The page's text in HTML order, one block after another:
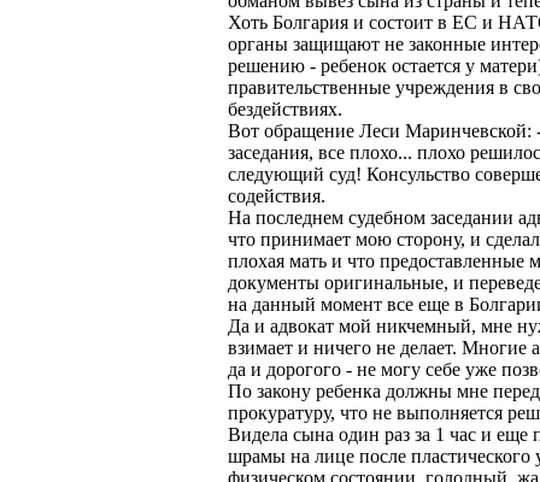
Хоть Болгария и состоит в ЕС и
органы защищают не законные
решению - ребенок остается у
правительственные учреждения в
бездействиях.
Вот обращение Леси Маринчевской:
заседания, все плохо... плохо
следующий суд! Консульство
содействия.
На последнем судебном заседании
что принимает мою сторону, и
плохая мать и что предоставленные
документы оригинальные, и
на данный момент все еще в
Да и адвокат мой никчемный, мне
взимает и ничего не делает. Многие
да и дорогого - не могу себе уже
По закону ребенка должны мне
прокуратуру, что не выполняется
Видела сына один раз за 1 час и
шрамы на лице после пластического
физическом состоянии, голодный,